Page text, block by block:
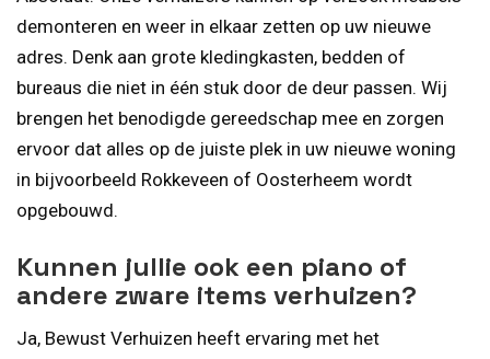
demonteren en weer in elkaar zetten op uw nieuwe
adres. Denk aan grote kledingkasten, bedden of
bureaus die niet in één stuk door de deur passen. Wij
brengen het benodigde gereedschap mee en zorgen
ervoor dat alles op de juiste plek in uw nieuwe woning
in bijvoorbeeld Rokkeveen of Oosterheem wordt
opgebouwd.
Kunnen jullie ook een piano of
andere zware items verhuizen?
Ja, Bewust Verhuizen heeft ervaring met het